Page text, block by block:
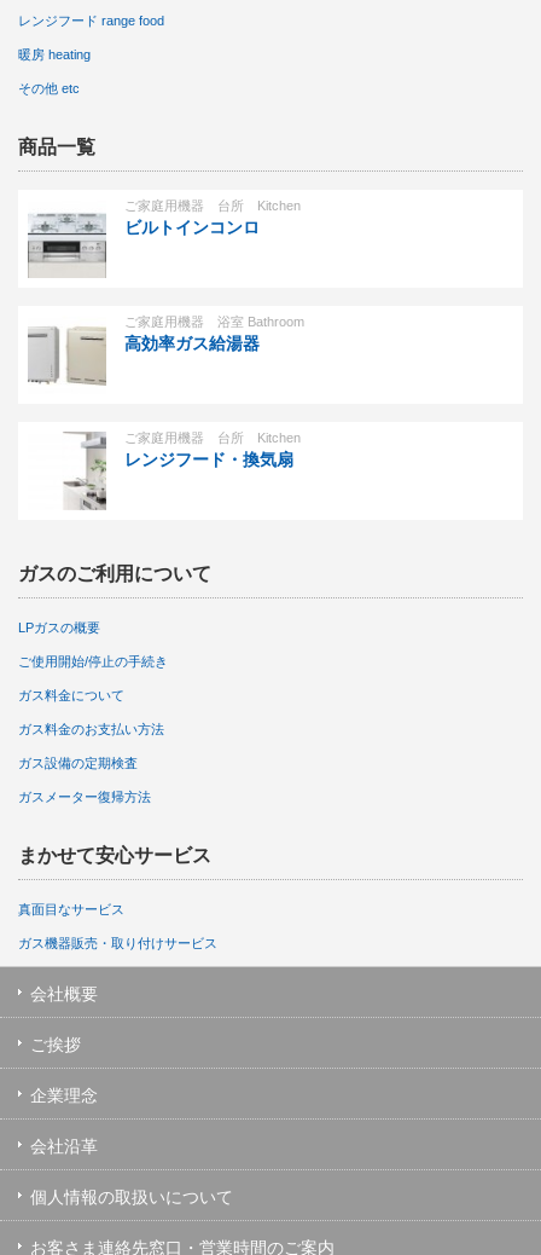
レンジフード range food
暖房 heating
その他 etc
商品一覧
ご家庭用機器 台所 Kitchen
ビルトインコンロ
ご家庭用機器 浴室 Bathroom
高効率ガス給湯器
ご家庭用機器 台所 Kitchen
レンジフード・換気扇
ガスのご利用について
LPガスの概要
ご使用開始/停止の手続き
ガス料金について
ガス料金のお支払い方法
ガス設備の定期検査
ガスメーター復帰方法
まかせて安心サービス
真面目なサービス
ガス機器販売・取り付けサービス
会社概要
ご挨拶
企業理念
会社沿革
個人情報の取扱いについて
お客さま連絡先窓口・営業時間のご案内